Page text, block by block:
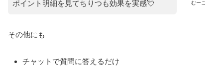
むーこ
ポイント明細を見てちりつも効果を実感💘
その他にも
チャットで質問に答えるだけ